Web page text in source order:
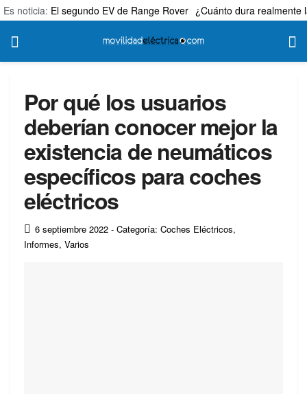
Es noticia: El segundo EV de Range Rover ¿Cuánto dura realmente
Por qué los usuarios
deberían conocer mejor la
existencia de neumáticos
específicos para coches
eléctricos
6 septiembre 2022 - Categoría: Coches Eléctricos,
Informes, Varios